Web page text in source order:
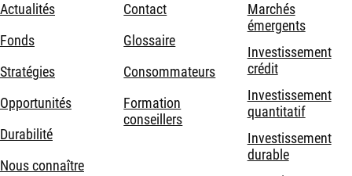
Actualités
Fonds
Stratégies
Opportunités
Durabilité
Nous connaître
Contact
Glossaire
Consommateurs
Formation
conseillers
Marchés
émergents
Investissement
crédit
Investissement
quantitatif
Investissement
durable